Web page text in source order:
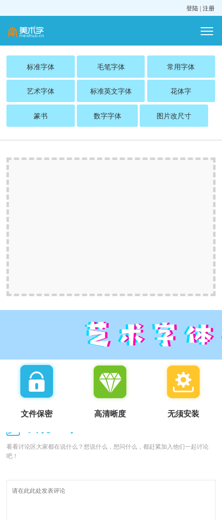
登陆 | 注册
标准字体 毛笔字体 常用字体
艺术字体 标准英文字体 花体字
篆书 数字字体 图片改尺寸
文件保密 高清晰度 无须安装
看看讨论区大家都在说什么？想说什么，想问什么，都赶紧加入他们一起讨论
吧！